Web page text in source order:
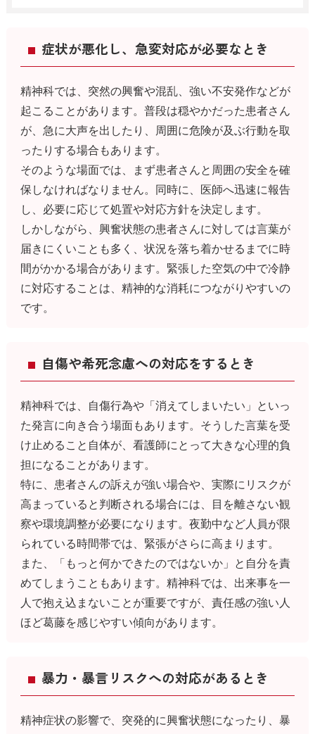
症状が悪化し、急変対応が必要なとき
精神科では、突然の興奮や混乱、強い不安発作などが
起こることがあります。普段は穏やかだった患者さん
が、急に大声を出したり、周囲に危険が及ぶ行動を取
ったりする場合もあります。
そのような場面では、まず患者さんと周囲の安全を確
保しなければなりません。同時に、医師へ迅速に報告
し、必要に応じて処置や対応方針を決定します。
しかしながら、興奮状態の患者さんに対しては言葉が
届きにくいことも多く、状況を落ち着かせるまでに時
間がかかる場合があります。緊張した空気の中で冷静
に対応することは、精神的な消耗につながりやすいの
です。
自傷や希死念慮への対応をするとき
精神科では、自傷行為や「消えてしまいたい」といっ
た発言に向き合う場面もあります。そうした言葉を受
け止めること自体が、看護師にとって大きな心理的負
担になることがあります。
特に、患者さんの訴えが強い場合や、実際にリスクが
高まっていると判断される場合には、目を離さない観
察や環境調整が必要になります。夜勤中など人員が限
られている時間帯では、緊張がさらに高まります。
また、「もっと何かできたのではないか」と自分を責
めてしまうこともあります。精神科では、出来事を一
人で抱え込まないことが重要ですが、責任感の強い人
ほど葛藤を感じやすい傾向があります。
暴力・暴言リスクへの対応があるとき
精神症状の影響で、突発的に興奮状態になったり、暴